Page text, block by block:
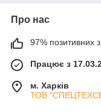
Про нас
97% позитивних з
Працює з
м. Харків
ТОВ